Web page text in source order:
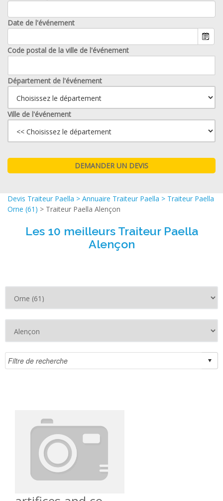
Date de l'événement
Code postal de la ville de l'événement
Département de l'événement
Ville de l'événement
Devis Traiteur Paella > Annuaire Traiteur Paella > Traiteur Paella
Orne (61) > Traiteur Paella Alençon
Les 10 meilleurs Traiteur Paella
Alençon